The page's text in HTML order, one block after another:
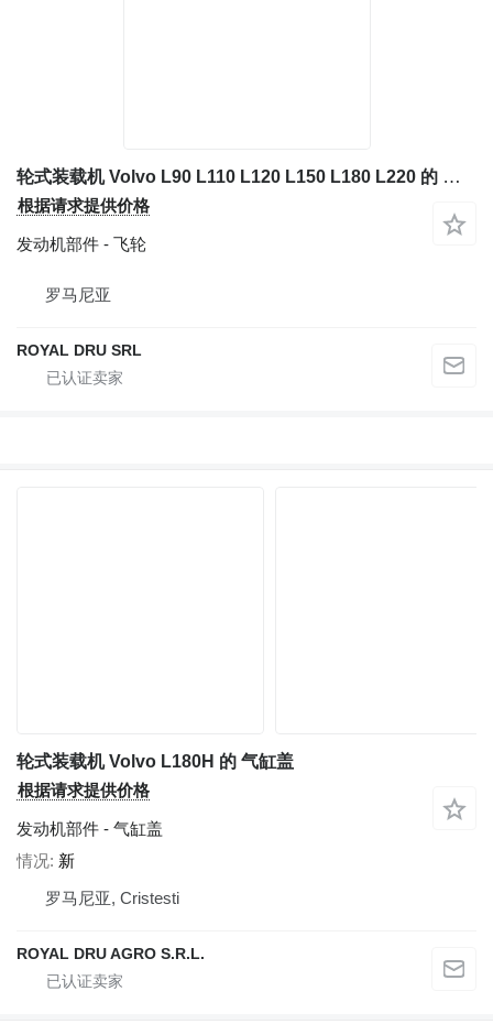
轮式装载机 Volvo L90 L110 L120 L150 L180 L220 的 飞轮 Butuc Axa pentru Vola
根据请求提供价格
发动机部件 - 飞轮
罗马尼亚
ROYAL DRU SRL
轮式装载机 Volvo L180H 的 气缸盖
根据请求提供价格
发动机部件 - 气缸盖
情况 新
罗马尼亚, Cristesti
ROYAL DRU AGRO S.R.L.